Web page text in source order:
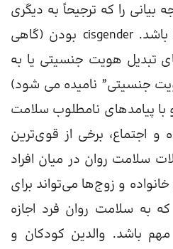
بیانی را که ترجیحاً به دیگری
ترجیح داده باشد، داشته باشد. cisgender بودن (گاهی
تبدیل هویت جنسیتی یا به
جنسیتی” نامیده می شود)
با پیامدهای نامطلوب سلامت
و اجتماع، برخی از قوی‌ترین
سلامت روان در میان افراد
و زوج‌ها می‌تواند برای
به سلامت روان فرد اجازه
باشد. والدین کودکان و